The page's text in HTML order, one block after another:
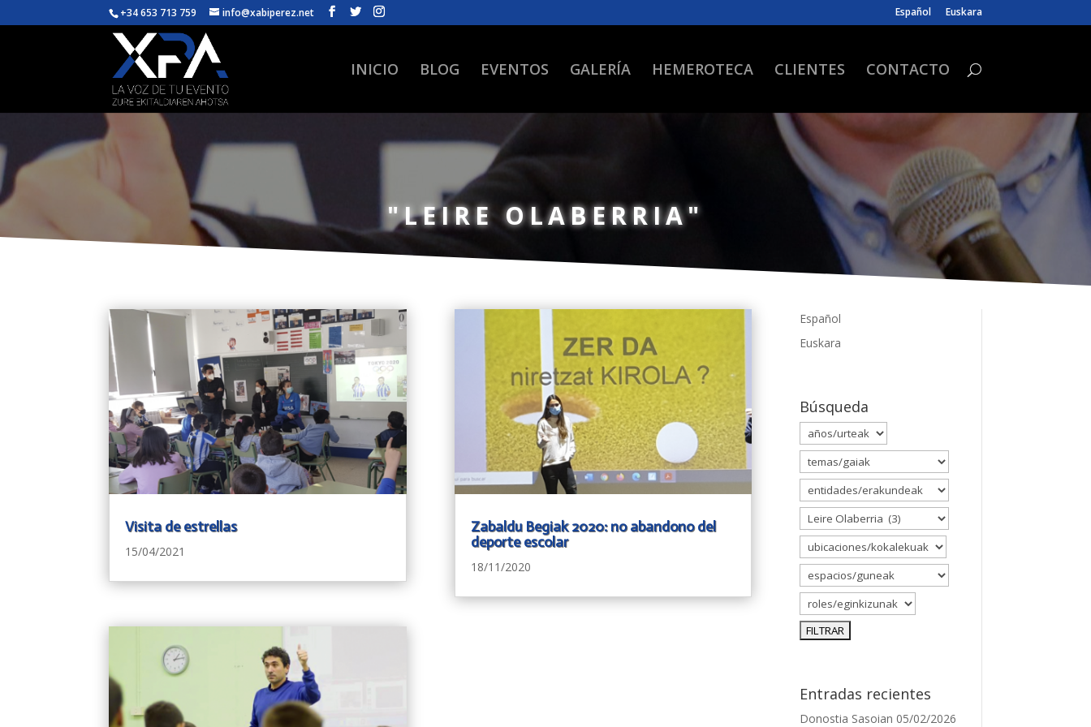
+34 653 713 759 info@xabiperez.net Español Euskara
INICIO BLOG EVENTOS GALERÍA HEMEROTECA CLIENTES CONTACTO
"LEIRE OLABERRIA"
Visita de estrellas
15/04/2021
Zabaldu Begiak 2020: no abandono del
deporte escolar
18/11/2020
Español
Euskara
Búsqueda
Entradas recientes
Donostia Sasoian 05/02/2026